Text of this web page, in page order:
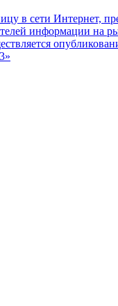
в сети Интернет,
информации на